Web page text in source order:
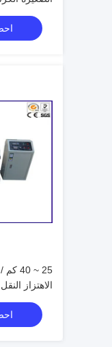
25 ~
الاهتزاز